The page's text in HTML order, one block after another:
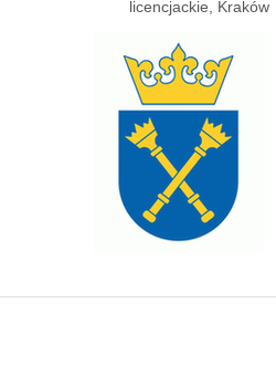
licencjackie, Kraków